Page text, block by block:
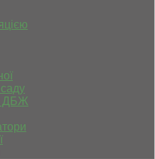
ДБЖ